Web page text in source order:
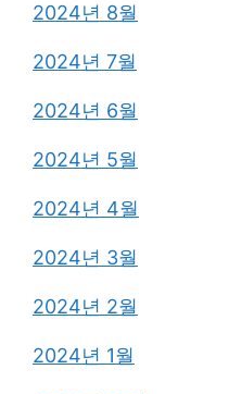
2024년 8월
2024년 7월
2024년 6월
2024년 5월
2024년 4월
2024년 3월
2024년 2월
2024년 1월